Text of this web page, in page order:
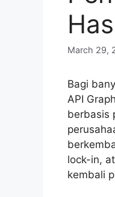
March 29,
Bagi
API
berbasis
lock-in,
kembali